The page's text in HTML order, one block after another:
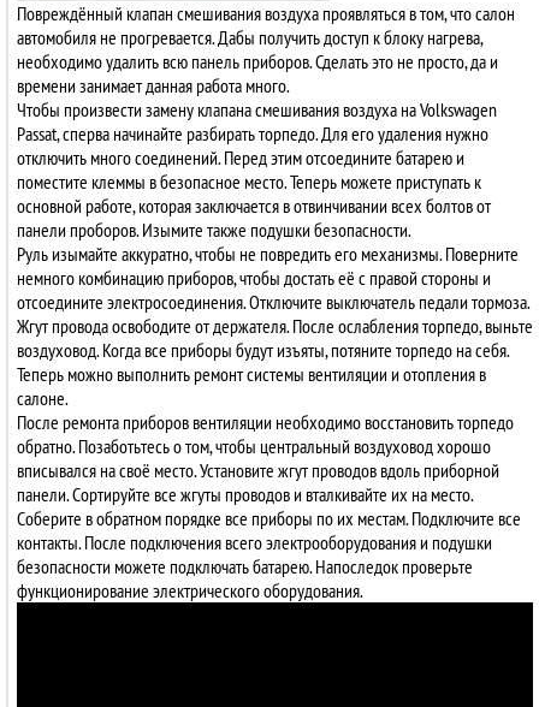
Повреждённый клапан смешивания воздуха проявляться в том, что салон
автомобиля не прогревается. Дабы получить доступ к блоку нагрева,
необходимо удалить всю панель приборов. Сделать это не просто, да и
времени занимает данная работа много.
Чтобы произвести замену клапана смешивания воздуха на Volkswagen
Passat, сперва начинайте разбирать торпедо. Для его удаления нужно
отключить много соединений. Перед этим отсоедините батарею и
поместите клеммы в безопасное место. Теперь можете приступать к
основной работе, которая заключается в отвинчивании всех болтов от
панели проборов. Изымите также подушки безопасности.
Руль изымайте аккуратно, чтобы не повредить его механизмы. Поверните
немного комбинацию приборов, чтобы достать её с правой стороны и
отсоедините электросоединения. Отключите выключатель педали тормоза.
Жгут провода освободите от держателя. После ослабления торпедо, выньте
воздуховод. Когда все приборы будут изъяты, потяните торпедо на себя.
Теперь можно выполнить ремонт системы вентиляции и отопления в
салоне.
После ремонта приборов вентиляции необходимо восстановить торпедо
обратно. Позаботьтесь о том, чтобы центральный воздуховод хорошо
вписывался на своё место. Установите жгут проводов вдоль приборной
панели. Сортируйте все жгуты проводов и вталкивайте их на место.
Соберите в обратном порядке все приборы по их местам. Подключите все
контакты. После подключения всего электрооборудования и подушки
безопасности можете подключать батарею. Напоследок проверьте
функционирование электрического оборудования.